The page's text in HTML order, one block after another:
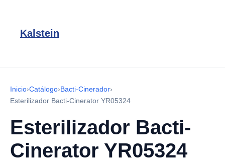
Kalstein
Inicio›Catálogo›Bacti-Cinerador›
Esterilizador Bacti-Cinerator YR05324
Esterilizador Bacti-
Cinerator YR05324